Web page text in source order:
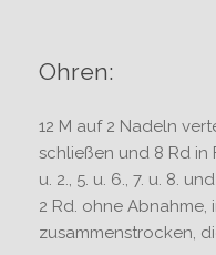
Ohren:
12 M auf 2 Nadeln
schließen und 8 Rd in
u. 2., 5. u. 6., 7. u. 8.
2 Rd. ohne Abnahme,
zusammenstrocken,